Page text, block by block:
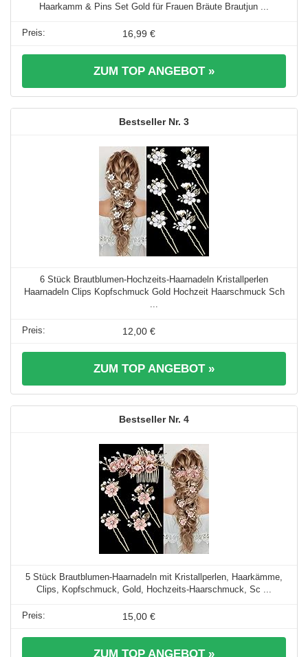
Haarkamm & Pins Set Gold für Frauen Bräute Brautjun ...
16,99 €
ZUM TOP ANGEBOT »
3
6 Stück Brautblumen-Hochzeits-Haarnadeln Kristallperlen
Haarnadeln Clips Kopfschmuck Gold Hochzeit Haarschmuck Sch
12,00 €
ZUM TOP ANGEBOT »
4
5 Stück Brautblumen-Haarnadeln mit Kristallperlen, Haarkämme,
Clips, Kopfschmuck, Gold, Hochzeits-Haarschmuck, Sc ...
15,00 €
ZUM TOP ANGEBOT »